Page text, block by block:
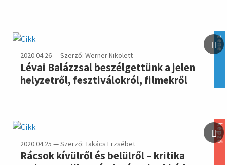
zene
2020.04.26 — Szerző: Werner Nikolett
Lévai Balázzsal beszélgettünk a jelen
helyzetről, fesztiválokról, filmekről
képző
2020.04.25 — Szerző: Takács Erzsébet
Rácsok kívülről és belülről – kritika